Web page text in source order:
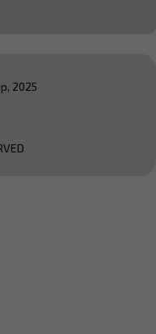
2025